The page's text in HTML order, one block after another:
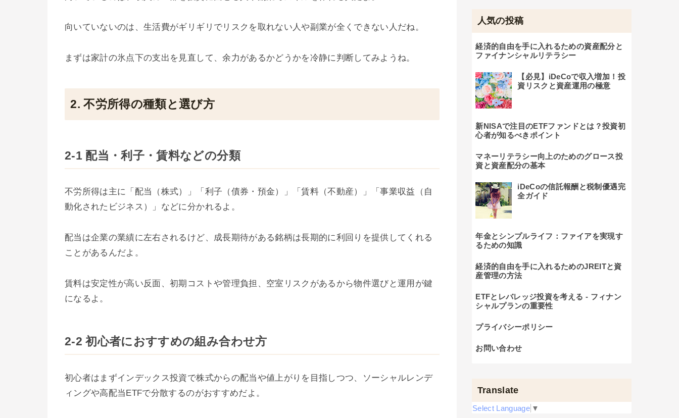
向いていないのは、生活費がギリギリでリスクを取れない人や副業が全くできない人だね。
まずは家計の氷点下の支出を見直して、余力があるかどうかを冷静に判断してみようね。
2. 不労所得の種類と選び方
2-1 配当・利子・賃料などの分類
不労所得は主に「配当（株式）」「利子（債券・預金）」「賃料（不動産）」「事業収益（自
動化されたビジネス）」などに分かれるよ。
配当は企業の業績に左右されるけど、成長期待がある銘柄は長期的に利回りを提供してくれる
ことがあるんだよ。
賃料は安定性が高い反面、初期コストや管理負担、空室リスクがあるから物件選びと運用が鍵
になるよ。
2-2 初心者におすすめの組み合わせ方
初心者はまずインデックス投資で株式からの配当や値上がりを目指しつつ、ソーシャルレンデ
ィングや高配当ETFで分散するのがおすすめだよ。
人気の投稿
経済的自由を手に入れるための資産配分と
ファイナンシャルリテラシー
【必見】iDeCoで収入増加！投
資リスクと資産運用の極意
新NISAで注目のETFファンドとは？投資初
心者が知るべきポイント
マネーリテラシー向上のためのグロース投
資と資産配分の基本
iDeCoの信託報酬と税制優遇完
全ガイド
年金とシンプルライフ：ファイアを実現す
るための知識
経済的自由を手に入れるためのJREITと資
産管理の方法
ETFとレバレッジ投資を考える - フィナン
シャルプランの重要性
プライバシーポリシー
お問い合わせ
Translate
Select Language ▼